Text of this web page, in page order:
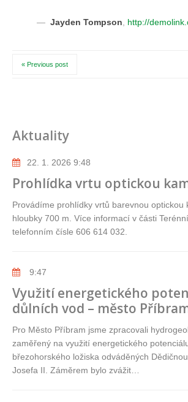
Jayden Tompson http://
« Previous post
Aktuality
22. 1. 2026 9:48
Prohlídka vrtu optickou
Provádíme prohlídky vrtů barevnou optickou
hloubky 700 m. Více informací v části
telefonním čísle 606 614 032.
9:47
Využití energetického
důlních vod – město
Pro Město Příbram jsme zpracovali
zaměřený na využití energetického
březohorského ložiska odváděných
Josefa II. Záměrem bylo zvážit…